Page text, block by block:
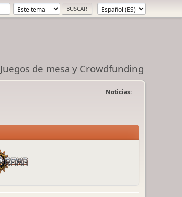
Juegos de mesa y Crowdfunding
Noticias: